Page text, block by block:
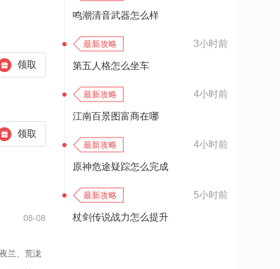
领取
领取
08-08
兰、荒泷
鸣潮清音武器怎么样
最新攻略 3小时前
第五人格怎么坐车
最新攻略 4小时前
江南百景图富商在哪
最新攻略 4小时前
原神危途疑踪怎么完成
最新攻略 5小时前
杖剑传说战力怎么提升